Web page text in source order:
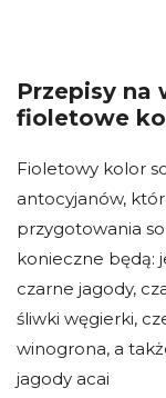
Przepisy na
fioletowe
Fioletowy kolor
antocyjanów,
przygotowania
konieczne będą:
czarne jagody,
śliwki węgierki,
winogrona, a
jagody acai